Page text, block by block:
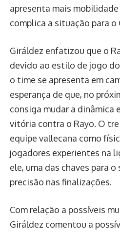
apresenta mais mobilidade
complica a situação para o
Giráldez enfatizou que o
devido ao estilo de jogo
o time se apresenta em
esperança de que, no
consiga mudar a dinâmica
vitória contra o Rayo. O
equipe vallecana como
jogadores experientes na
ele, uma das chaves para o
precisão nas finalizações.
Com relação a possíveis
Giráldez comentou a